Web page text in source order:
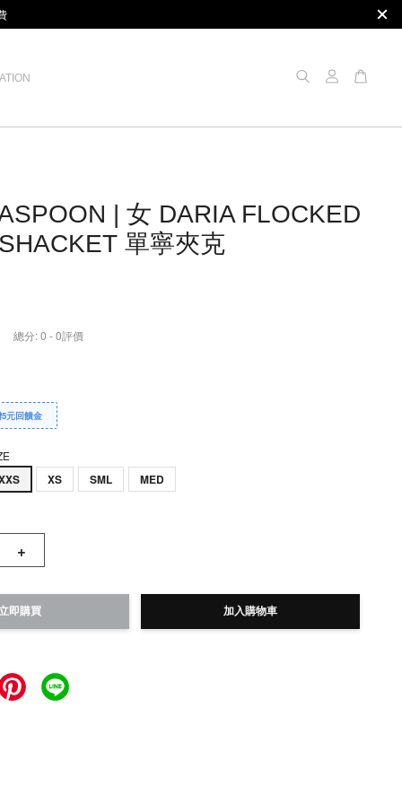
| 女 DARIA FLOCKED
單寧夾克
總分:0 -0評價
元回饋金
XS SML MED
+
即購買 加入購物車